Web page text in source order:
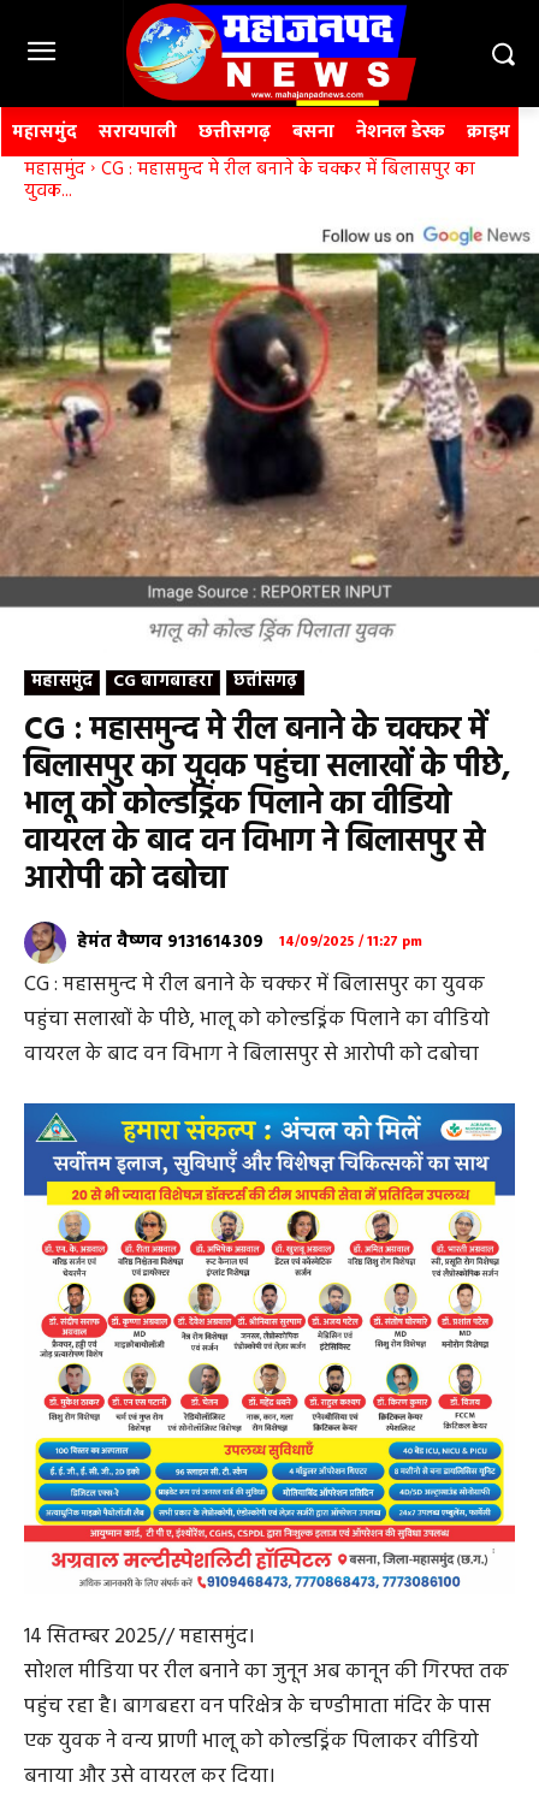
महासमुंद सरायपाली छत्तीसगढ़ बसना नेशनल डेस्क क्राइम
महासमुंद CG : महासमुन्द मे रील बनाने के चक्कर में बिलासपुर का
युवक...
महासमुंद CG बागबाहरा छत्तीसगढ़
CG : महासमुन्द मे रील बनाने के चक्कर में
बिलासपुर का युवक पहुंचा सलाखों के पीछे,
भालू को कोल्डड्रिंक पिलाने का वीडियो
वायरल के बाद वन विभाग ने बिलासपुर से
आरोपी को दबोचा
हेमंत वैष्णव 9131614309 14/09/2025 / 11:27 pm
CG : महासमुन्द मे रील बनाने के चक्कर में बिलासपुर का युवक
पहुंचा सलाखों के पीछे, भालू को कोल्डड्रिंक पिलाने का वीडियो
वायरल के बाद वन विभाग ने बिलासपुर से आरोपी को दबोचा
14 सितम्बर 2025// महासमुंद।
सोशल मीडिया पर रील बनाने का जुनून अब कानून की गिरफ्त तक
पहुंच रहा है। बागबहरा वन परिक्षेत्र के चण्डीमाता मंदिर के पास
एक युवक ने वन्य प्राणी भालू को कोल्डड्रिंक पिलाकर वीडियो
बनाया और उसे वायरल कर दिया।